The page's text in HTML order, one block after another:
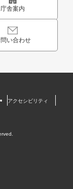
庁舎案内
い合わせ
アクセシビリティ